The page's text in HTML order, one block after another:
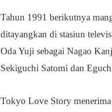
Tahun 1991 berikutnya
ditayangkan di stasiun
Oda Yuji sebagai Nagao
Sekiguchi Satomi dan
Tokyo Love Story menerima